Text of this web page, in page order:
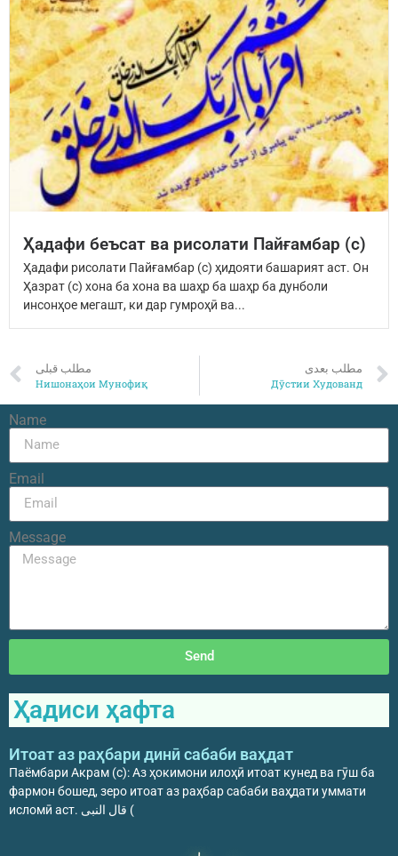
Ҳадафи беъсат ва рисолати Пайғамбар (с)
Ҳадафи рисолати Пайғамбар (с) ҳидояти башарият аст. Он
Ҳазрат (с) хона ба хона ва шаҳр ба шаҳр ба дунболи
инсонҳое мегашт, ки дар гумроҳӣ ва...
مطلب قبلی
Нишонаҳои Мунофиқ
مطلب بعدی
Дӯстии Худованд
Name
Email
Message
Send
Ҳадиси ҳафта
Итоат аз раҳбари динӣ сабаби ваҳдат
Паёмбари Акрам (с): Аз ҳокимони илоҳӣ итоат кунед ва гӯш ба
фармон бошед, зеро итоат аз раҳбар сабаби ваҳдати уммати
исломӣ аст. قال النبی (